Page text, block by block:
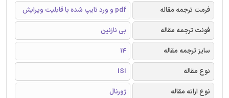
فرمت ترجمه مقاله
pdf و ورد تایپ شده با قابلیت ویرایش
فونت ترجمه مقاله
بی نازنین
سایز ترجمه مقاله
14
نوع مقاله
ISI
نوع ارائه مقاله
ژورنال